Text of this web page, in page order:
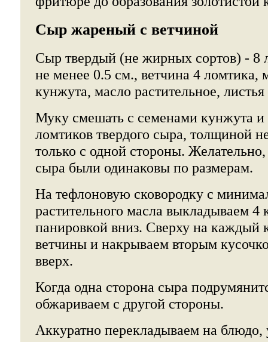
Сыр жареный с ветчиной
Сыр твердый (не жирных сортов) - 8
не менее 0.5 см., ветчина 4 ломтика,
кунжута, масло растительное, листья
Муку смешать с семенами кунжута и
ломтиков твердого сыра, толщиной
только с одной стороны.
сыра были одинаковы по размерам.
На тефлоновую сковородку с
растительного масла выкладываем 4
панировкой вниз. Сверху на каждый
ветчины и накрываем вторым
вверх.
Когда одна сторона сыра
обжариваем с другой стороны.
Аккуратно перекладываем на